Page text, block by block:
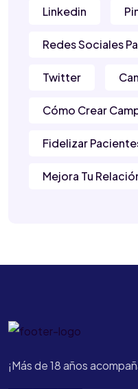
Linkedin
Redes Sociales
Twitter
Cómo Crear
Fidelizar
Mejora Tu
¡Más de 18 años